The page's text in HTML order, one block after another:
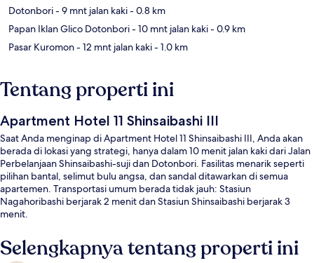
Dotonbori- 9 mnt jalan kaki- 0.8 km
Papan Iklan Glico Dotonbori- 10 mnt jalan kaki- 0.9 km
Pasar Kuromon- 12 mnt jalan kaki- 1.0 km
Tentang properti ini
Apartment Hotel 11 Shinsaibashi III
Saat Anda menginap di Apartment Hotel 11 Shinsaibashi III, Anda akan
berada di lokasi yang strategi, hanya dalam 10 menit jalan kaki dari Jalan
Perbelanjaan Shinsaibashi-suji dan Dotonbori. Fasilitas menarik seperti
pilihan bantal, selimut bulu angsa, dan sandal ditawarkan di semua
apartemen. Transportasi umum berada tidak jauh: Stasiun
Nagahoribashi berjarak 2 menit dan Stasiun Shinsaibashi berjarak 3
menit.
Selengkapnya tentang properti ini